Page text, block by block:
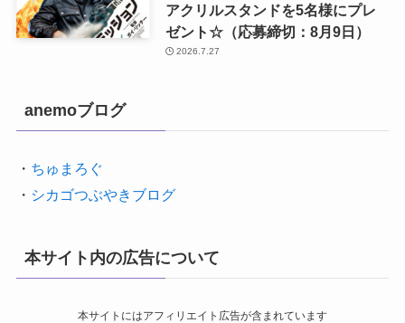
アクリルスタンドを5名様にプレ
ゼント☆（応募締切：8月9日）
2026.7.27
anemoブログ
・ ちゅまろぐ
・ シカゴつぶやきブログ
本サイト内の広告について
本サイトにはアフィリエイト広告が含まれています